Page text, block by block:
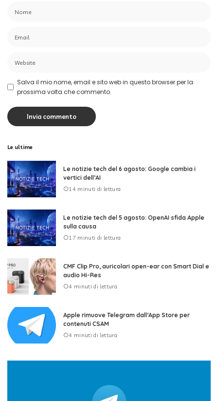
Salva il mio nome, email e sito web in questo browser per la
prossima volta che commento.
Le ultime
Le notizie tech del 6 agosto: Google cambia i
vertici dell’AI
14 minuti di lettura
Le notizie tech del 5 agosto: OpenAI sfida Apple
sulla causa
17 minuti di lettura
CMF Clip Pro, auricolari open-ear con Smart Dial e
audio Hi-Res
4 minuti di lettura
Apple rimuove Telegram dall’App Store per
contenuti CSAM
4 minuti di lettura